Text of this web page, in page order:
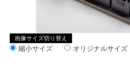
画像サイズ切り替え
縮小サイズ オリジナルサイズ